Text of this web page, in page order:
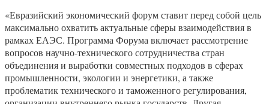
«Евразийский экономический форум ставит перед собой цель
максимально охватить актуальные сферы взаимодействия в
рамках ЕАЭС. Программа Форума включает рассмотрение
вопросов научно-технического сотрудничества стран
объединения и выработки совместных подходов в сферах
промышленности, экологии и энергетики, а также
проблематик технического и таможенного регулирования,